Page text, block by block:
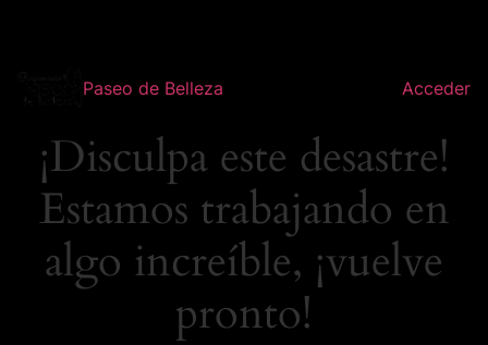
Paseo de Belleza Acceder
¡Disculpa este desastre!
Estamos trabajando en
algo increíble, ¡vuelve
pronto!